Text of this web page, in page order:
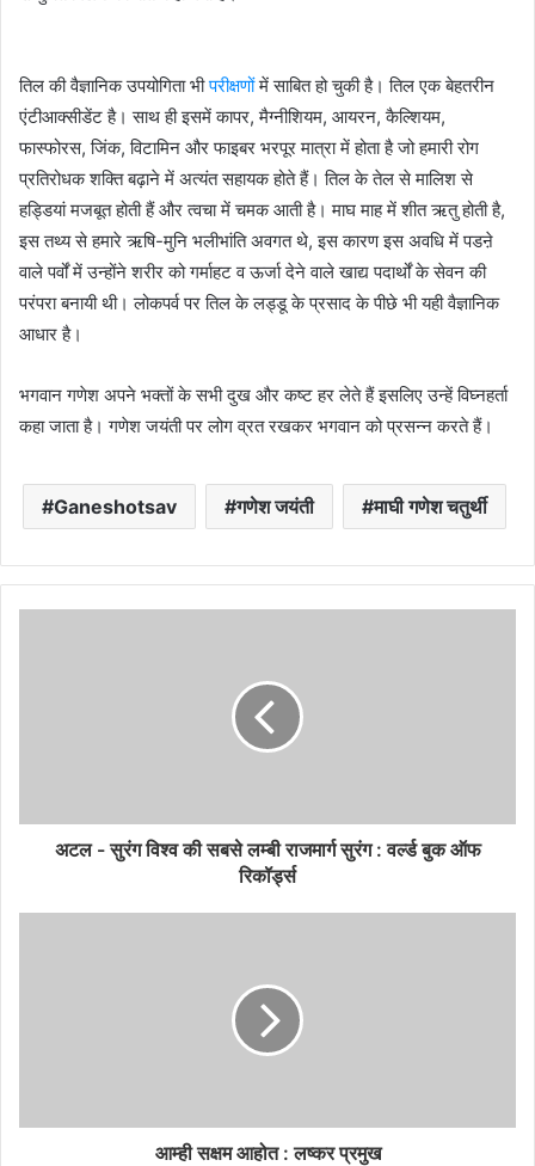
तिल की वैज्ञानिक उपयोगिता भीपरीक्षणोंमें साबित हो चुकी है। तिल एक बेहतरीन
एंटीआक्सीडेंट है। साथ ही इसमें कापर, मैग्नीशियम, आयरन, कैल्शियम,
फास्फोरस, जिंक, विटामिन और फाइबर भरपूर मात्रा में होता है जो हमारी रोग
प्रतिरोधक शक्ति बढ़ाने में अत्यंत सहायक होते हैं। तिल के तेल से मालिश से
हड्डियां मजबूत होती हैं और त्वचा में चमक आती है। माघ माह में शीत ऋतु होती है,
इस तथ्य से हमारे ऋषि-मुनि भलीभांति अवगत थे, इस कारण इस अवधि में पडऩे
वाले पर्वों में उन्होंने शरीर को गर्माहट व ऊर्जा देने वाले खाद्य पदार्थों के सेवन की
परंपरा बनायी थी। लोकपर्व पर तिल के लड्डू के प्रसाद के पीछे भी यही वैज्ञानिक
आधार है।
भगवान गणेश अपने भक्तों के सभी दुख और कष्ट हर लेते हैं इसलिए उन्हें विघ्नहर्ता
कहा जाता है। गणेश जयंती पर लोग व्रत रखकर भगवान को प्रसन्न करते हैं।
Ganeshotsav गणेश जयंती माघी गणेश चतुर्थी
अटल - सुरंग विश्व की सबसे लम्बी राजमार्ग सुरंग : वर्ल्ड बुक ऑफ
रिकॉर्ड्स
आम्ही सक्षम आहोत : लष्कर प्रमुख